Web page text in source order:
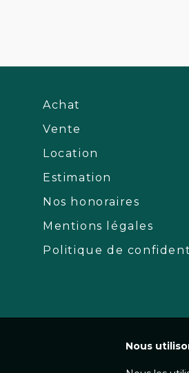
Achat
Vente
Location
Estimation
Nos honoraires
Mentions légales
Politique de
Nous